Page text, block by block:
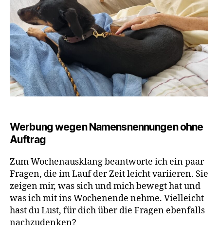
Werbung wegen Namensnennungen ohne
Auftrag
Zum Wochenausklang beantworte ich ein paar
Fragen, die im Lauf der Zeit leicht variieren. Sie
zeigen mir, was sich und mich bewegt hat und
was ich mit ins Wochenende nehme. Vielleicht
hast du Lust, für dich über die Fragen ebenfalls
nachzudenken?